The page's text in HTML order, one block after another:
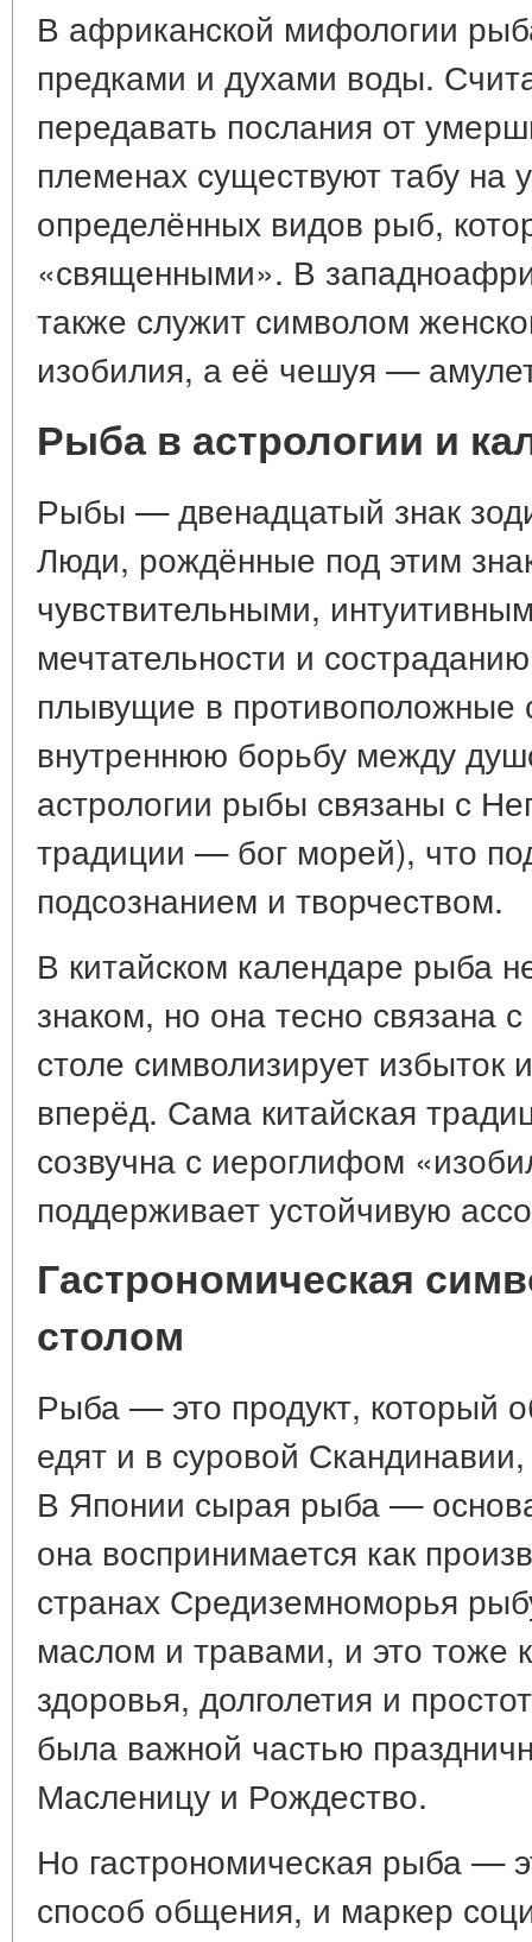
В африканской мифологии
предками и духами воды.
передавать послания от
племенах существуют табу на
определённых видов рыб,
«священными». В
также служит символом
изобилия, а её чешуя —
Рыба в астрологии и
Рыбы — двенадцатый знак
Люди, рождённые под этим
чувствительными,
мечтательности и
плывущие в противоположные
внутреннюю борьбу между
астрологии рыбы связаны с
традиции — бог морей), что
подсознанием и творчеством.
В китайском календаре рыба
знаком, но она тесно связана
столе символизирует избыток
вперёд. Сама китайская
созвучна с иероглифом
поддерживает устойчивую
Гастрономическая
столом
Рыба — это продукт, который
едят и в суровой
В Японии сырая рыба —
она воспринимается как
странах Средиземноморья
маслом и травами, и это тоже
здоровья, долголетия и
была важной частью
Масленицу и Рождество.
Но гастрономическая рыба —
способ общения, и маркер